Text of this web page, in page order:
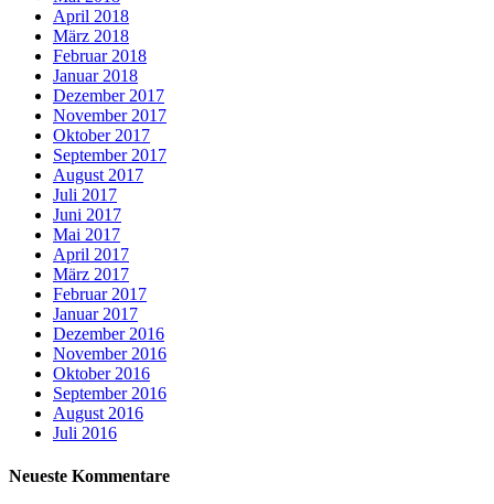
April 2018
März 2018
Februar 2018
Januar 2018
Dezember 2017
November 2017
Oktober 2017
September 2017
August 2017
Juli 2017
Juni 2017
Mai 2017
April 2017
März 2017
Februar 2017
Januar 2017
Dezember 2016
November 2016
Oktober 2016
September 2016
August 2016
Juli 2016
Neueste Kommentare